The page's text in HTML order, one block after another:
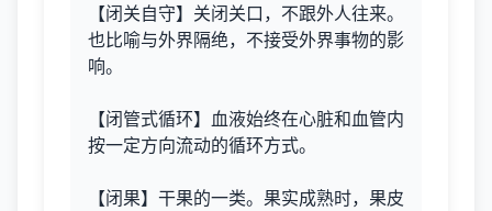
【闭关自守】关闭关口，不跟外人往来。
也比喻与外界隔绝，不接受外界事物的影
响。
【闭管式循环】血液始终在心脏和血管内
按一定方向流动的循环方式。
【闭果】干果的一类。果实成熟时，果皮